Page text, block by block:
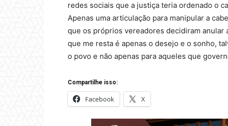
redes sociais que a justiça teria ordenado o
Apenas uma articulação para manipular a
que os próprios vereadores decidiram anular
que me resta é apenas o desejo e o sonho,
o povo e não apenas para aqueles que
Compartilhe isso:
Facebook X